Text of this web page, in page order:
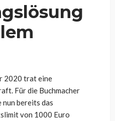
2020 trat eine
Für die Buchmacher
nun bereits das
von 1000 Euro